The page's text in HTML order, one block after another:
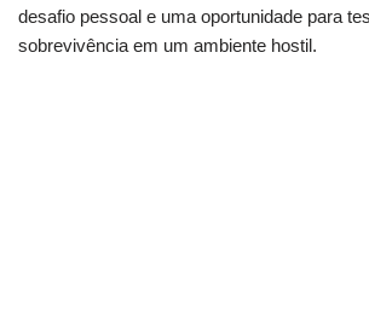
desafio pessoal e uma oportunidade para
sobrevivência em um ambiente hostil.